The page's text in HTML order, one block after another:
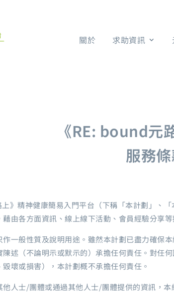
關於 求助資訊
《RE: bound元
服務
》精神健康簡易入門平台（下稱「本計劃」、
由各方面資訊、線上線下活動、會員經驗分享
一般性質及說明用途。雖然本計劃已盡力確保
述（不論明示或默示的）承擔任何責任。對任
壞或損害），本計劃概不承擔任何責任。
人士/團體或通過其他人士/團體提供的資訊，